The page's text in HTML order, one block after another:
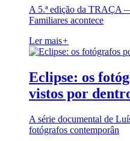
A 5.ª edição da TRAÇA
Familiares acontece
Ler mais+
Eclipse: os
vistos por
A série documental de
fotógrafos contemporân